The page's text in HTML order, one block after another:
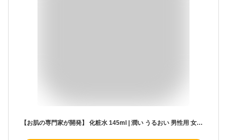
【お肌の専門家が開発】 化粧水 145ml | 潤い うるおい 男性用 女性用 子供用 メンズ レディース 乾燥肌 敏感肌 高保湿 保湿 アルコールフリー エタノールフリー パラベンフリー アトピー 合成防腐剤無添加 低刺激 黒ずみ 毛穴 くすみ ニキビ セラミド 背中 全身 送料無料